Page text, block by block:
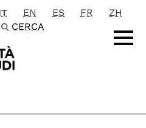
principale
EN ES FR
ZH
CERCA